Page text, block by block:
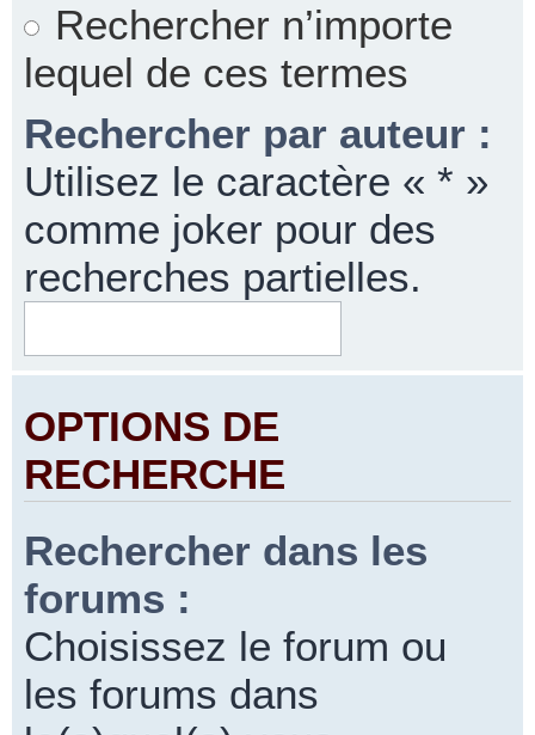
Rechercher n’importe
lequel de ces termes
Rechercher par auteur :
Utilisez le caractère « * »
comme joker pour des
recherches partielles.
OPTIONS DE
RECHERCHE
Rechercher dans les
forums :
Choisissez le forum ou
les forums dans